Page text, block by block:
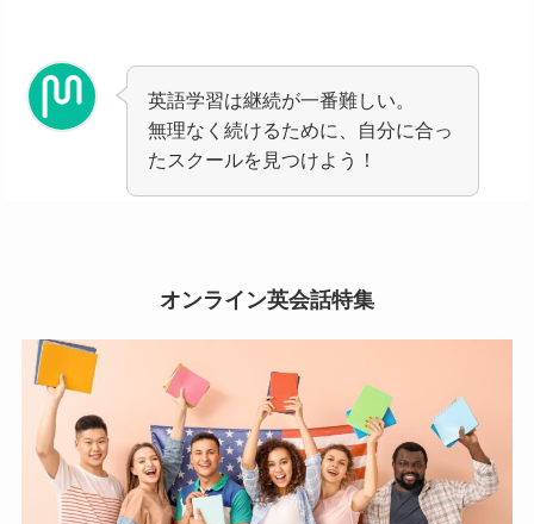
英語学習は継続が一番難しい。
無理なく続けるために、自分に合っ
たスクールを見つけよう！
オンライン英会話特集